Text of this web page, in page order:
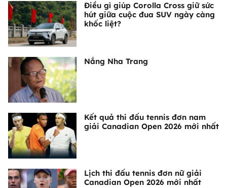
Điều gì giúp Corolla Cross giữ sức
hút giữa cuộc đua SUV ngày càng
khốc liệt?
Nắng Nha Trang
Kết quả thi đấu tennis đơn nam
giải Canadian Open 2026 mới nhất
Lịch thi đấu tennis đơn nữ giải
Canadian Open 2026 mới nhất